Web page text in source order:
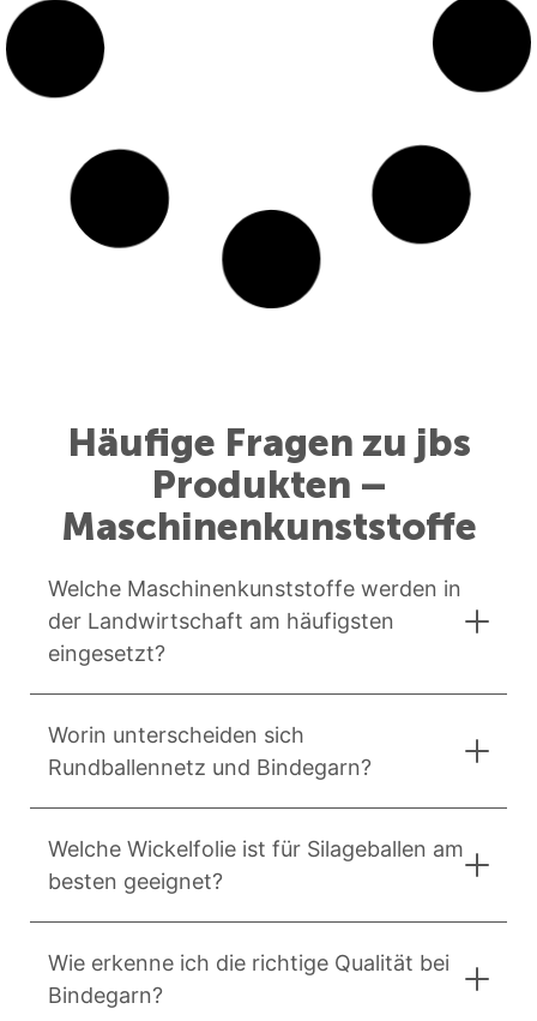
Häufige Fragen zu jbs
Produkten –
Maschinenkunststoffe
Welche Maschinenkunststoffe werden in
der Landwirtschaft am häufigsten
eingesetzt?
Worin unterscheiden sich
Rundballennetz und Bindegarn?
Welche Wickelfolie ist für Silageballen am
besten geeignet?
Wie erkenne ich die richtige Qualität bei
Bindegarn?